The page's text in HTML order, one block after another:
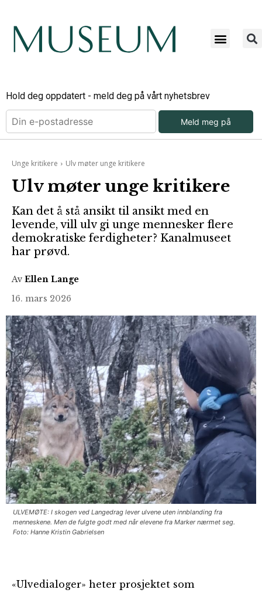
Hold deg oppdatert - meld deg på vårt nyhetsbrev
Meld meg på
Unge kritikere Ulv møter unge kritikere
Ulv møter unge kritikere
Kan det å stå ansikt til ansikt med en
levende, vill ulv gi unge mennesker flere
demokratiske ferdigheter? Kanalmuseet
har prøvd.
Av Ellen Lange
16. mars 2026
ULVEMØTE: I skogen ved Langedrag lever ulvene uten innblanding fra
menneskene. Men de fulgte godt med når elevene fra Marker nærmet seg.
Foto: Hanne Kristin Gabrielsen
«Ulvedialoger» heter prosjektet som